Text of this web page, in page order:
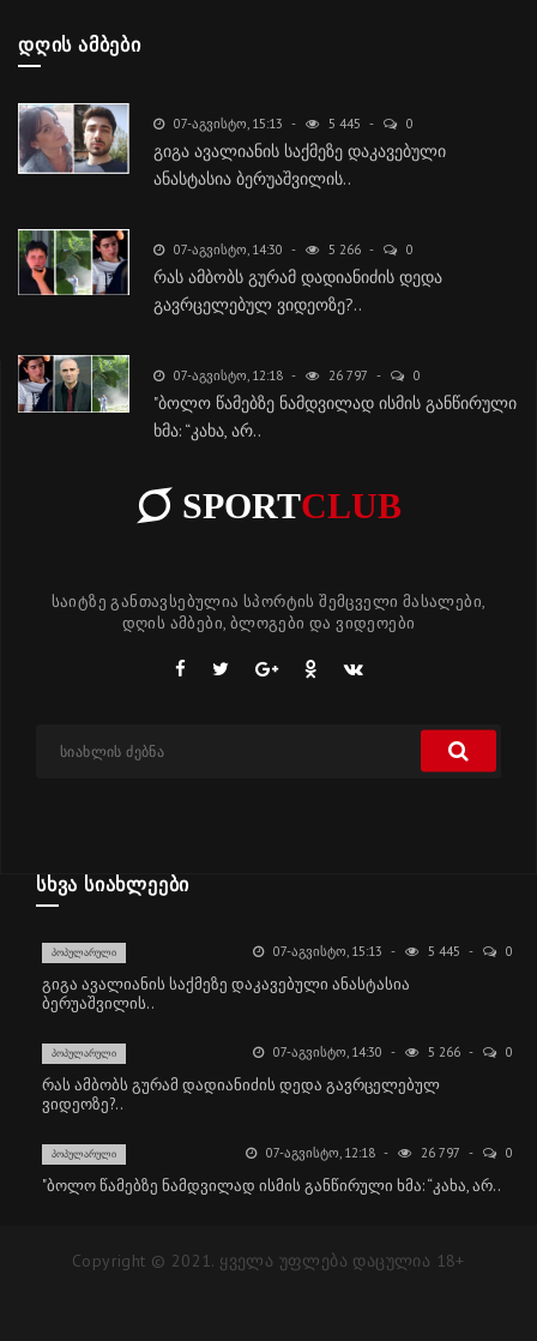
ᲓᲦᲘᲡ ᲐᲛᲑᲔᲑᲘ
07-ᲐᲒᲕᲘᲡᲢᲝ, 15:13 5 445 0
გიგა ავალიანის საქმეზე დაკავებული
ანასტასია ბერუაშვილის..
07-ᲐᲒᲕᲘᲡᲢᲝ, 14:30 5 266 0
რას ამბობს გურამ დადიანიძის დედა
გავრცელებულ ვიდეოზე?..
07-ᲐᲒᲕᲘᲡᲢᲝ, 12:18 26 797 0
"ბოლო წამებზე ნამდვილად ისმის განწირული
ხმა: “კახა, არ..
SPORTCLUB
საიტზე განთავსებულია სპორტის შემცველი მასალები,
დღის ამბები, ბლოგები და ვიდეოები
ᲡᲮᲕᲐ ᲡᲘᲐᲮᲚᲔᲔᲑᲘ
ᲞᲝᲞᲣᲚᲐᲠᲣᲚᲘ 07-ᲐᲒᲕᲘᲡᲢᲝ, 15:13 5 445 0
გიგა ავალიანის საქმეზე დაკავებული ანასტასია
ბერუაშვილის..
ᲞᲝᲞᲣᲚᲐᲠᲣᲚᲘ 07-ᲐᲒᲕᲘᲡᲢᲝ, 14:30 5 266 0
რას ამბობს გურამ დადიანიძის დედა გავრცელებულ
ვიდეოზე?..
ᲞᲝᲞᲣᲚᲐᲠᲣᲚᲘ 07-ᲐᲒᲕᲘᲡᲢᲝ, 12:18 26 797 0
"ბოლო წამებზე ნამდვილად ისმის განწირული ხმა: “კახა, არ..
Copyright © 2021. ყველა უფლება დაცულია 18+